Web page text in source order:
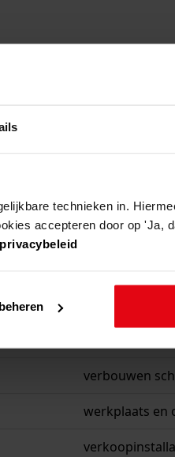
technieken in.
accepteren door op 'Ja,
privacybeleid
verbouwen
werkplaats en